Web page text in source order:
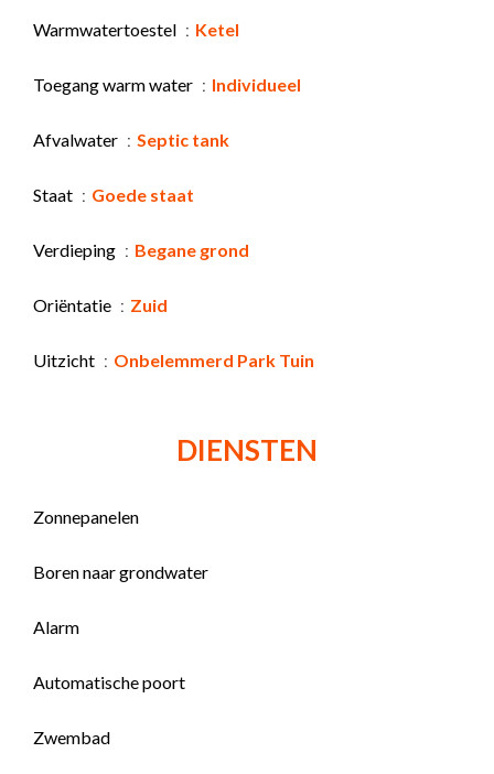
Warmwatertoestel Ketel
Toegang warm water Individueel
Afvalwater Septic tank
Staat Goede staat
Verdieping Begane grond
Oriëntatie Zuid
Uitzicht Onbelemmerd Park Tuin
DIENSTEN
Zonnepanelen
Boren naar grondwater
Alarm
Automatische poort
Zwembad